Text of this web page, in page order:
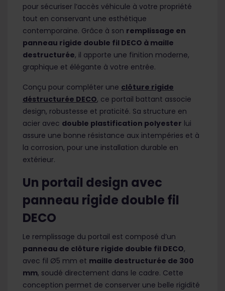
pour sécuriser l’accès véhicule à votre propriété
tout en conservant une esthétique
contemporaine. Grâce à son remplissage en
panneau rigide double fil DECO à maille
destructurée, il apporte une finition moderne,
graphique et élégante à votre entrée.
Conçu pour compléter une clôture rigide
déstructurée DECO, ce portail battant associe
design, robustesse et praticité. Sa structure en
acier avec double plastification polyester lui
assure une bonne résistance aux intempéries et à
la corrosion, pour une installation durable en
extérieur.
Un portail design avec
panneau rigide double fil
DECO
Le remplissage du portail est composé d’un
panneau de clôture rigide double fil DECO,
avec fil Ø5 mm et maille destructurée de 300
mm, soudé directement dans le cadre. Cette
conception permet de conserver une belle rigidité